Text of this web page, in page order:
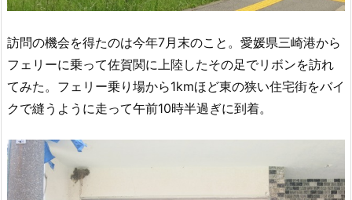
訪問の機会を得たのは今年7月末のこと。愛媛県三崎港から
フェリーに乗って佐賀関に上陸したその足でリボンを訪れ
てみた。フェリー乗り場から1kmほど東の狭い住宅街をバイ
クで縫うように走って午前10時半過ぎに到着。